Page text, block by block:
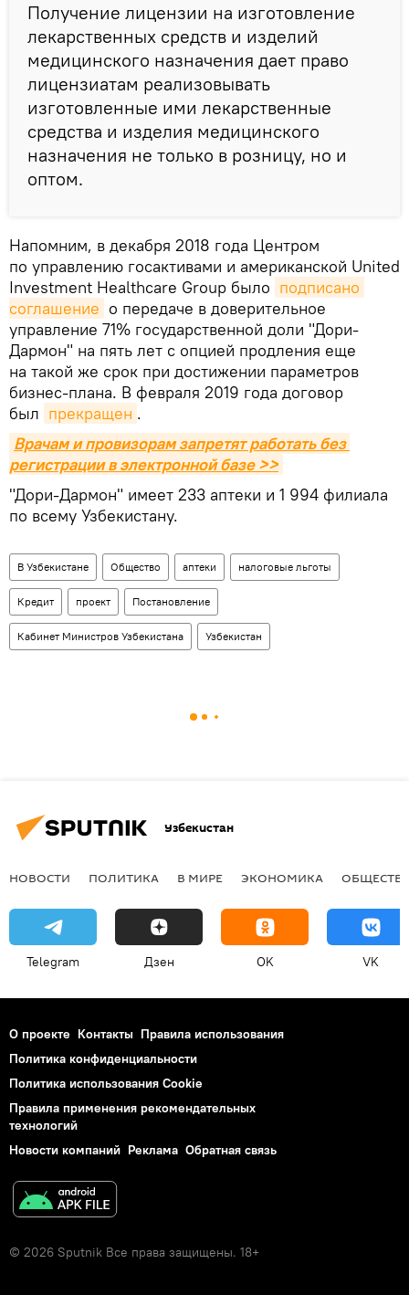
Получение лицензии на изготовление
лекарственных средств и изделий
медицинского назначения дает право
лицензиатам реализовывать
изготовленные ими лекарственные
средства и изделия медицинского
назначения не только в розницу, но и
оптом.
Напомним, в декабря 2018 года Центром
по управлению госактивами и американской United
Investment Healthcare Group было подписано
соглашение о передаче в доверительное
управление 71% государственной доли "Дори-
Дармон" на пять лет с опцией продления еще
на такой же срок при достижении параметров
бизнес-плана. В февраля 2019 года договор
был прекращен .
Врачам и провизорам запретят работать без
регистрации в электронной базе >>
"Дори-Дармон" имеет 233 аптеки и 1 994 филиала
по всему Узбекистану.
В Узбекистане Общество аптеки налоговые льготы
Кредит проект Постановление
Кабинет Министров Узбекистана Узбекистан
Узбекистан
НОВОСТИ ПОЛИТИКА В МИРЕ ЭКОНОМИКА
Telegram Дзен OK VK
О проекте Контакты Правила использования
Политика конфиденциальности
Политика использования Cookie
Правила применения рекомендательных
технологий
Новости компаний Реклама Обратная связь
© 2026 Sputnik Все права защищены. 18+